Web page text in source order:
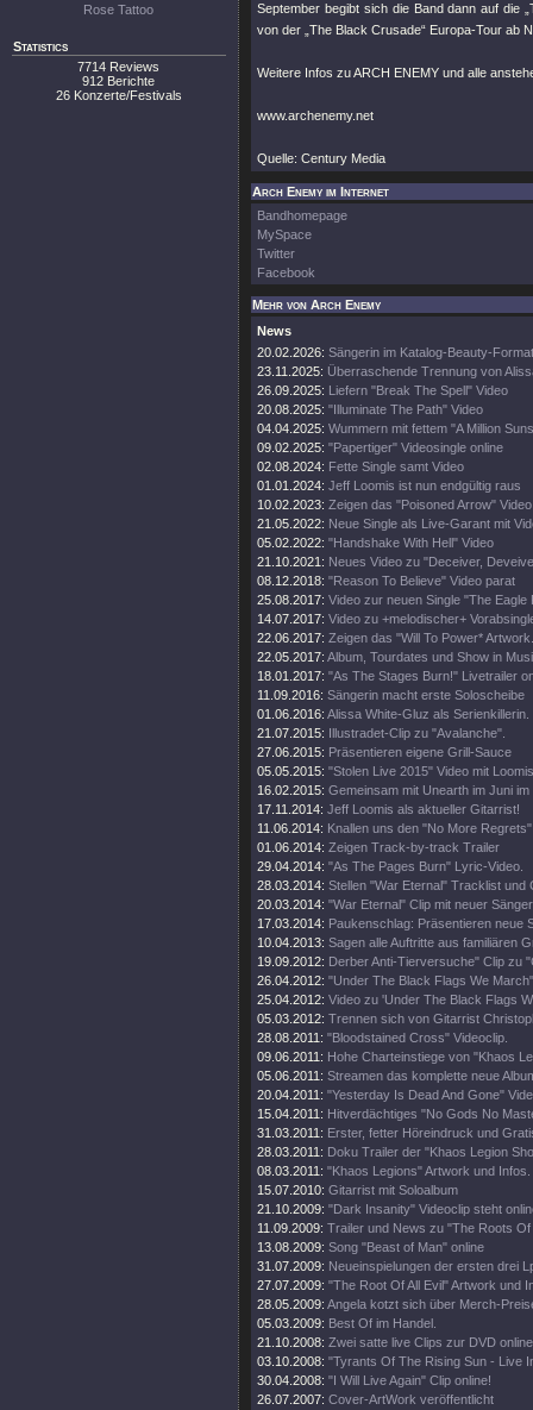
Rose Tattoo
Statistics
7714 Reviews
912 Berichte
26 Konzerte/Festivals
September begibt sich die Band dann auf die
von der „The Black Crusade“ Europa-Tour ab
Weitere Infos zu ARCH ENEMY und alle
www.archenemy.net
Quelle: Century Media
Arch Enemy im Internet
Bandhomepage
MySpace
Twitter
Facebook
Mehr von Arch Enemy
News
20.02.2026: Sängerin im Katalog-Beauty-
23.11.2025: Überraschende Trennung von
26.09.2025: Liefern "Break The Spell" Video
20.08.2025: "Illuminate The Path" Video
04.04.2025: Wummern mit fettem "A Million
09.02.2025: "Papertiger" Videosingle online
02.08.2024: Fette Single samt Video
01.01.2024: Jeff Loomis ist nun endgültig raus
10.02.2023: Zeigen das "Poisoned Arrow" Video
21.05.2022: Neue Single als Live-Garant mit
05.02.2022: "Handshake With Hell" Video
21.10.2021: Neues Video zu "Deceiver,
08.12.2018: "Reason To Believe" Video parat
25.08.2017: Video zur neuen Single "The Eagle
14.07.2017: Video zu +melodischer+
22.06.2017: Zeigen das "Will To Power* Artwork.
22.05.2017: Album, Tourdates und Show in
18.01.2017: "As The Stages Burn!" Livetrailer
11.09.2016: Sängerin macht erste Soloscheibe
01.06.2016: Alissa White-Gluz als Serienkillerin.
21.07.2015: Illustradet-Clip zu "Avalanche".
27.06.2015: Präsentieren eigene Grill-Sauce
05.05.2015: "Stolen Live 2015" Video mit
16.02.2015: Gemeinsam mit Unearth im Juni im
17.11.2014: Jeff Loomis als aktueller Gitarrist!
11.06.2014: Knallen uns den "No More
01.06.2014: Zeigen Track-by-track Trailer
29.04.2014: "As The Pages Burn" Lyric-Video.
28.03.2014: Stellen "War Eternal" Tracklist und
20.03.2014: "War Eternal" Clip mit neuer
17.03.2014: Paukenschlag: Präsentieren neue
10.04.2013: Sagen alle Auftritte aus familiären
19.09.2012: Derber Anti-Tierversuche" Clip zu
26.04.2012: "Under The Black Flags We
25.04.2012: Video zu 'Under The Black Flags
05.03.2012: Trennen sich von Gitarrist
28.08.2011: "Bloodstained Cross" Videoclip.
09.06.2011: Hohe Charteinstiege von "Khaos
05.06.2011: Streamen das komplette neue
20.04.2011: "Yesterday Is Dead And Gone"
15.04.2011: Hitverdächtiges "No Gods No
31.03.2011: Erster, fetter Höreindruck und
28.03.2011: Doku Trailer der "Khaos Legion
08.03.2011: "Khaos Legions" Artwork und Infos.
15.07.2010: Gitarrist mit Soloalbum
21.10.2009: "Dark Insanity" Videoclip steht
11.09.2009: Trailer und News zu "The Roots Of
13.08.2009: Song "Beast of Man" online
31.07.2009: Neueinspielungen der ersten drei
27.07.2009: "The Root Of All Evil" Artwork und
28.05.2009: Angela kotzt sich über Merch-
05.03.2009: Best Of im Handel.
21.10.2008: Zwei satte live Clips zur DVD
03.10.2008: "Tyrants Of The Rising Sun - Live
30.04.2008: "I Will Live Again" Clip online!
26.07.2007: Cover-ArtWork veröffentlicht